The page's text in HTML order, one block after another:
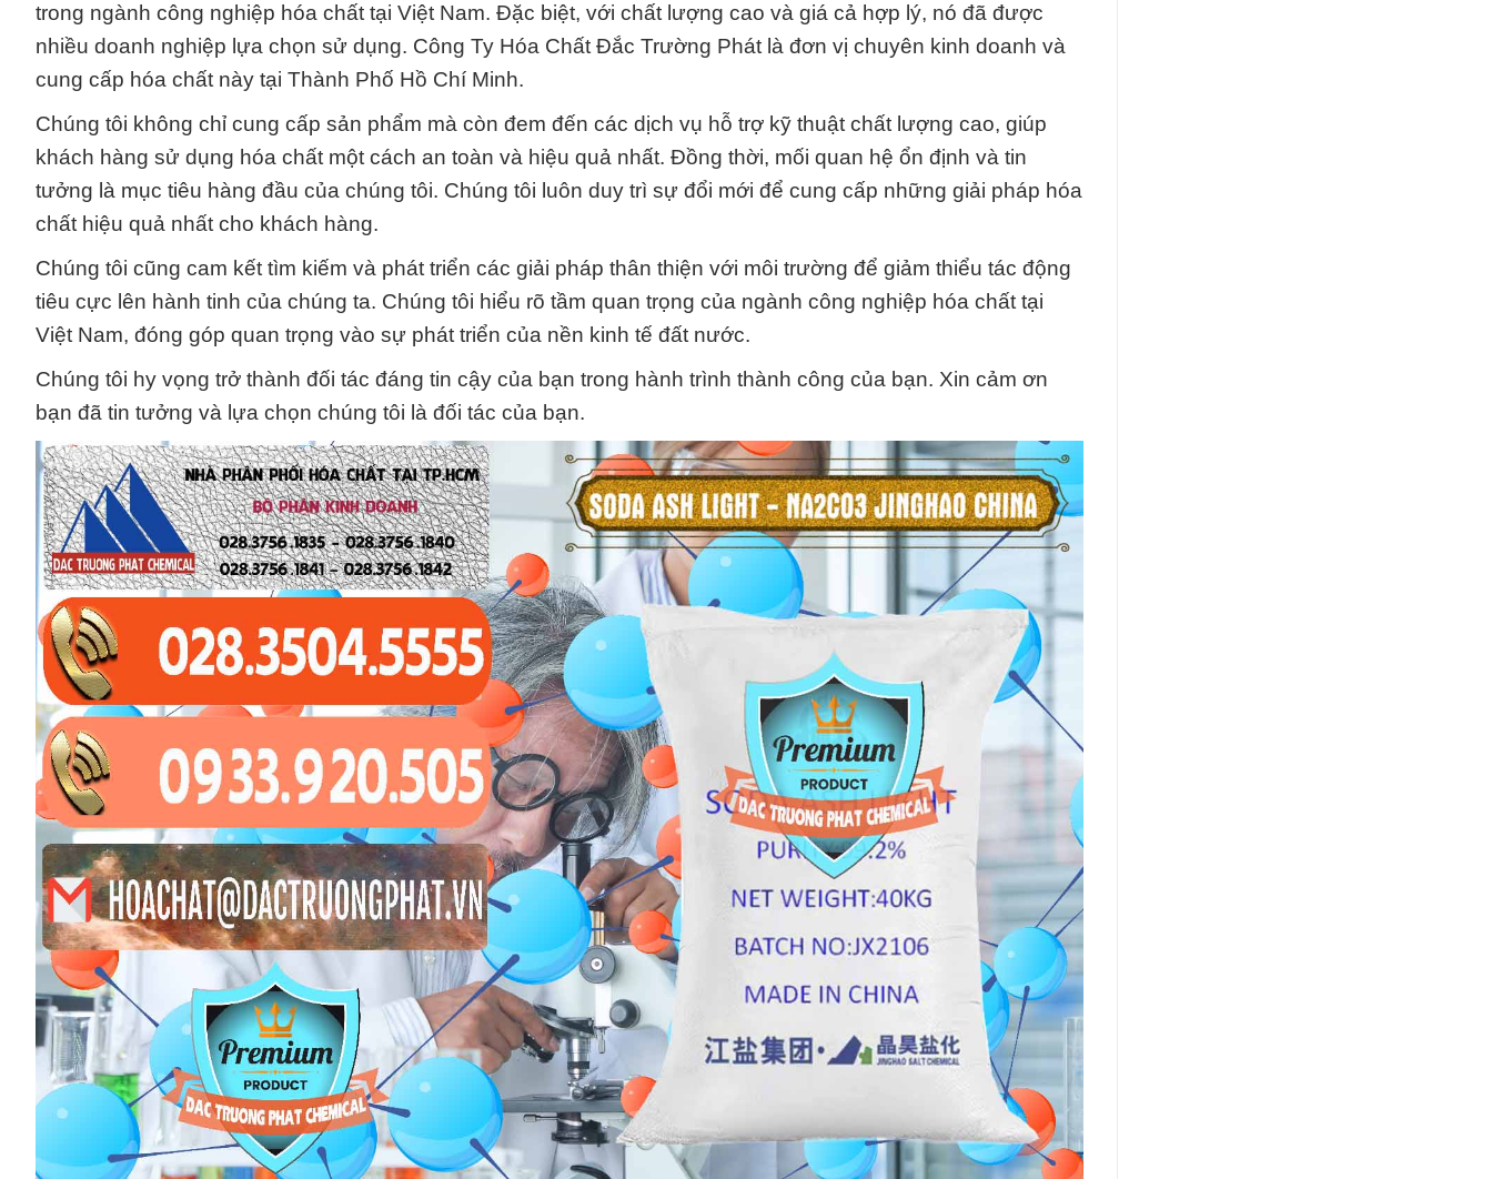
trong ngành công nghiệp hóa chất tại Việt Nam. Đặc biệt, với chất lượng cao và giá cả hợp lý, nó đã được
nhiều doanh nghiệp lựa chọn sử dụng. Công Ty Hóa Chất Đắc Trường Phát là đơn vị chuyên kinh doanh và
cung cấp hóa chất này tại Thành Phố Hồ Chí Minh.
Chúng tôi không chỉ cung cấp sản phẩm mà còn đem đến các dịch vụ hỗ trợ kỹ thuật chất lượng cao, giúp
khách hàng sử dụng hóa chất một cách an toàn và hiệu quả nhất. Đồng thời, mối quan hệ ổn định và tin
tưởng là mục tiêu hàng đầu của chúng tôi. Chúng tôi luôn duy trì sự đổi mới để cung cấp những giải pháp hóa
chất hiệu quả nhất cho khách hàng.
Chúng tôi cũng cam kết tìm kiếm và phát triển các giải pháp thân thiện với môi trường để giảm thiểu tác động
tiêu cực lên hành tinh của chúng ta. Chúng tôi hiểu rõ tầm quan trọng của ngành công nghiệp hóa chất tại
Việt Nam, đóng góp quan trọng vào sự phát triển của nền kinh tế đất nước.
Chúng tôi hy vọng trở thành đối tác đáng tin cậy của bạn trong hành trình thành công của bạn. Xin cảm ơn
bạn đã tin tưởng và lựa chọn chúng tôi là đối tác của bạn.